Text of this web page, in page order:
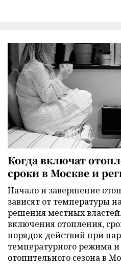
Когда включат
сроки в Москве и
Начало и завершение
зависят от температуры
решения местных
включения отопления,
порядок действий при
температурного режима и
отопительного сезона в